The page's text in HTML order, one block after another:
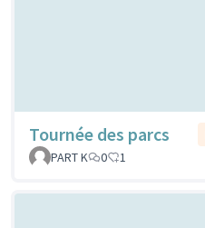
Tournée des parcs
PART K
0 1